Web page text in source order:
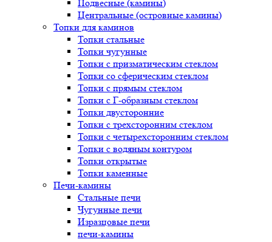
Подвесные (камины)
Центральные (островные камины)
Топки для каминов
Топки стальные
Топки чугунные
Топки с призматическим стеклом
Топки со сферическим стеклом
Топки с прямым стеклом
Топки с Г-образным стеклом
Топки двусторонние
Топки с трехсторонним стеклом
Топки с четырехсторонним стеклом
Топки с водяным контуром
Топки открытые
Топки каменные
Печи-камины
Стальные печи
Чугунные печи
Изразцовые печи
печи-камины